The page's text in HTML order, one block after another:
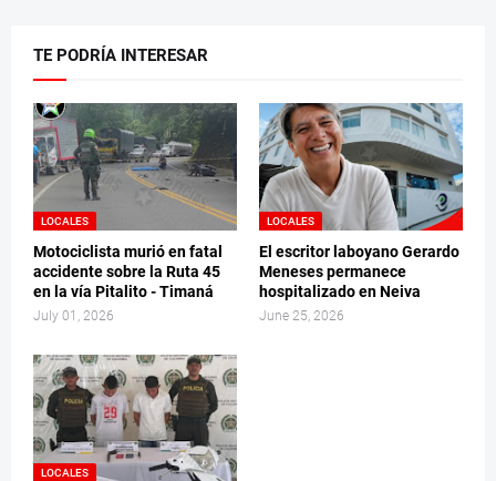
TE PODRÍA INTERESAR
LOCALES
Motociclista murió en fatal
accidente sobre la Ruta 45
en la vía Pitalito - Timaná
July 01, 2026
LOCALES
El escritor laboyano Gerardo
Meneses permanece
hospitalizado en Neiva
June 25, 2026
LOCALES